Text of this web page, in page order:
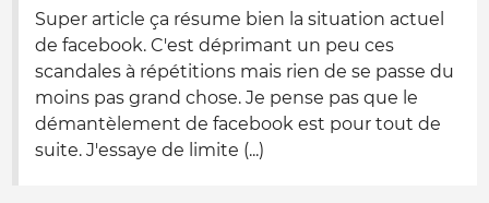
Super article ça résume bien la situation actuel
de facebook. C'est déprimant un peu ces
scandales à répétitions mais rien de se passe du
moins pas grand chose. Je pense pas que le
démantèlement de facebook est pour tout de
suite. J'essaye de limite (...)